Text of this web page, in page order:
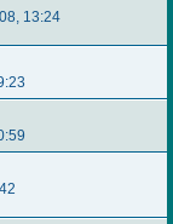
13:24